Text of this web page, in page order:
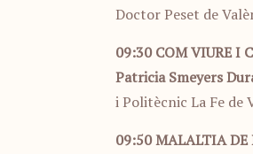
Doctor Peset de
09:30 COM VIURE I
Patricia Smeyers
i Politècnic La Fe de
09:50MALALTIA DE